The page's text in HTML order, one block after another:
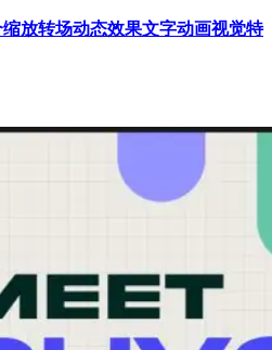
缩放转场动态效果文字动画视觉特